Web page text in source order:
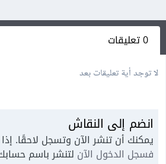
0 تعليقات
لا توجد أية تعليقات بعد
انضم إلى النقاش
يمكنك أن تنشر الآن وتسجل لاحقًا.
فسجل الدخول الآن لتنشر باسم